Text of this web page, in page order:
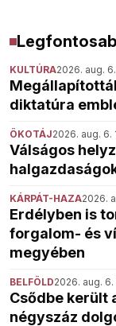
KULTÚRA2026. aug. 6.
diktatúra
ÖKOTÁJ2026. aug. 6.
Válságos
KÁRPÁT-HAZA2026.
Erdélyben is
forgalom- és
megyében
BELFÖLD2026. aug. 6.
Csődbe került
négyszáz